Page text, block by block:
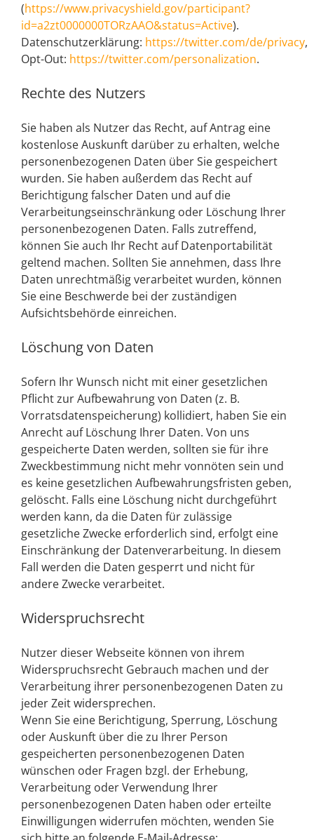
(https://www.privacyshield.gov/participant?
id=a2zt0000000TORzAAO&status=Active).
Datenschutzerklärung: https://twitter.com/de/privacy,
Opt-Out: https://twitter.com/personalization.
Rechte des Nutzers
Sie haben als Nutzer das Recht, auf Antrag eine
kostenlose Auskunft darüber zu erhalten, welche
personenbezogenen Daten über Sie gespeichert
wurden. Sie haben außerdem das Recht auf
Berichtigung falscher Daten und auf die
Verarbeitungseinschränkung oder Löschung Ihrer
personenbezogenen Daten. Falls zutreffend,
können Sie auch Ihr Recht auf Datenportabilität
geltend machen. Sollten Sie annehmen, dass Ihre
Daten unrechtmäßig verarbeitet wurden, können
Sie eine Beschwerde bei der zuständigen
Aufsichtsbehörde einreichen.
Löschung von Daten
Sofern Ihr Wunsch nicht mit einer gesetzlichen
Pflicht zur Aufbewahrung von Daten (z. B.
Vorratsdatenspeicherung) kollidiert, haben Sie ein
Anrecht auf Löschung Ihrer Daten. Von uns
gespeicherte Daten werden, sollten sie für ihre
Zweckbestimmung nicht mehr vonnöten sein und
es keine gesetzlichen Aufbewahrungsfristen geben,
gelöscht. Falls eine Löschung nicht durchgeführt
werden kann, da die Daten für zulässige
gesetzliche Zwecke erforderlich sind, erfolgt eine
Einschränkung der Datenverarbeitung. In diesem
Fall werden die Daten gesperrt und nicht für
andere Zwecke verarbeitet.
Widerspruchsrecht
Nutzer dieser Webseite können von ihrem
Widerspruchsrecht Gebrauch machen und der
Verarbeitung ihrer personenbezogenen Daten zu
jeder Zeit widersprechen.
Wenn Sie eine Berichtigung, Sperrung, Löschung
oder Auskunft über die zu Ihrer Person
gespeicherten personenbezogenen Daten
wünschen oder Fragen bzgl. der Erhebung,
Verarbeitung oder Verwendung Ihrer
personenbezogenen Daten haben oder erteilte
Einwilligungen widerrufen möchten, wenden Sie